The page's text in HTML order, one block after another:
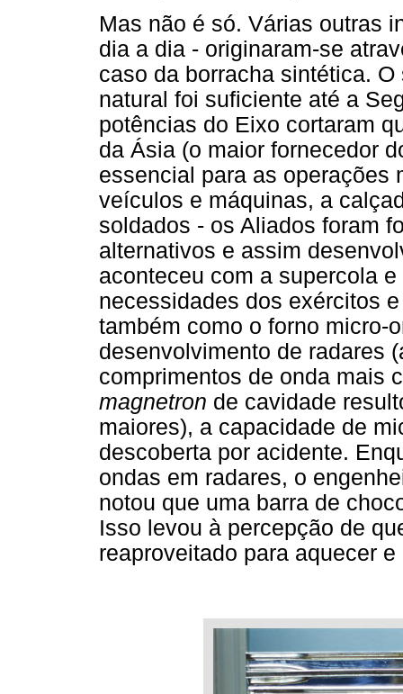
Mas não é só. Várias outras
dia a dia - originaram-se
caso da borracha sintética.
natural foi suficiente até a
potências do Eixo cortaram
da Ásia (o maior fornecedor
essencial para as operações
veículos e máquinas, a
soldados - os Aliados foram
alternativos e assim
aconteceu com a supercola
necessidades dos exércitos
também como o forno micro-
desenvolvimento de radares
comprimentos de onda mais
magnetron de cavidade
maiores), a capacidade de
descoberta por acidente.
ondas em radares, o
notou que uma barra de
Isso levou à percepção de
reaproveitado para aquecer